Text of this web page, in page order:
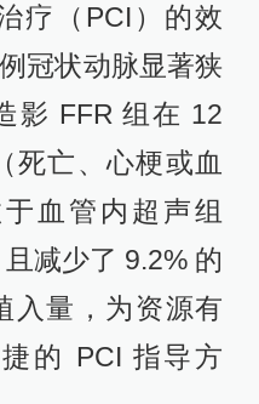
疗（PCI）的效
冠状动脉显著狭
影 FFR 组在 12
死亡、心梗或血
血管内超声组
且减少了 9.2% 的
入量，为资源有
的 PCI 指导方